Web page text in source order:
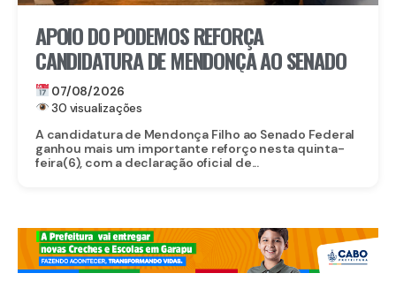
APOIO DO PODEMOS REFORÇA
CANDIDATURA DE MENDONÇA AO SENADO
07/08/2026
30 visualizações
A candidatura de Mendonça Filho ao Senado Federal
ganhou mais um importante reforço nesta quinta-
feira(6), com a declaração oficial de...